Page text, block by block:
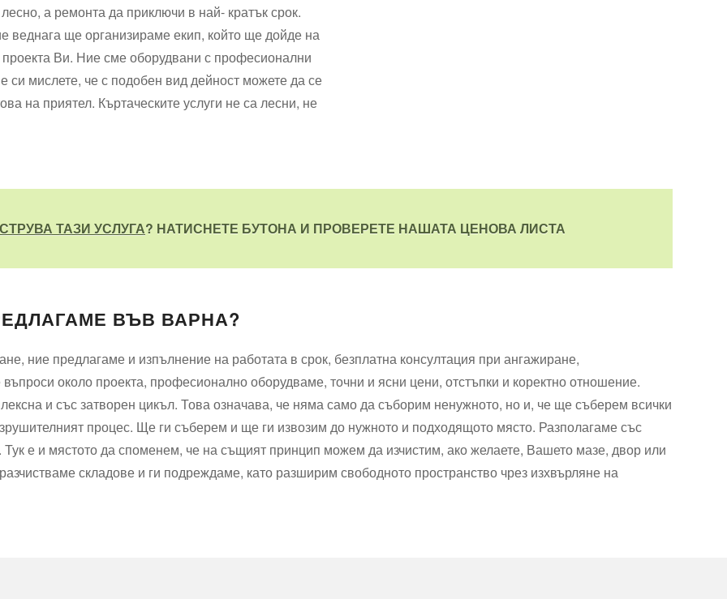
а ремонта да приключи в най- кратък срок.
веднага ще организираме екип, който ще дойде на
Ви. Ние сме оборудвани с професионални
мислете, че с подобен вид дейност можете да се
на приятел. Къртаческите услуги не са лесни, не
ТАЗИ УСЛУГА? НАТИСНЕТЕ БУТОНА И ПРОВЕРЕТЕ НАШАТА ЦЕНОВА ЛИСТА
ВЪВ ВАРНА?
ние предлагаме и изпълнение на работата в срок, безплатна консултация при ангажиране,
около проекта, професионално оборудваме, точни и ясни цени, отстъпки и коректно отношение.
и със затворен цикъл. Това означава, че няма само да съборим ненужното, но и, че ще съберем всички
процес. Ще ги съберем и ще ги извозим до нужното и подходящото място. Разполагаме със
Тук е и мястото да споменем, че на същият принцип можем да изчистим, ако желаете, Вашето мазе, двор или
складове и ги подреждаме, като разширим свободното пространство чрез изхвърляне на